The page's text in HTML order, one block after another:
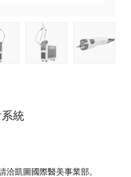
系統
洽凱圖國際醫美事業部。